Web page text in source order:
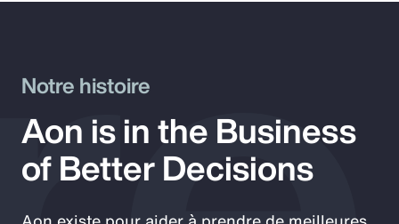
Notre histoire
Aon is in the Business
of Better Decisions